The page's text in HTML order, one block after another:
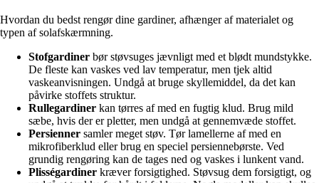
Hvordan du bedst rengør dine gardiner, afhænger af materialet og
typen af solafskærmning.
Stofgardiner bør støvsuges jævnligt med et blødt mundstykke.
De fleste kan vaskes ved lav temperatur, men tjek altid
vaskeanvisningen. Undgå at bruge skyllemiddel, da det kan
påvirke stoffets struktur.
Rullegardiner kan tørres af med en fugtig klud. Brug mild
sæbe, hvis der er pletter, men undgå at gennemvæde stoffet.
Persienner samler meget støv. Tør lamellerne af med en
mikrofiberklud eller brug en speciel persiennebørste. Ved
grundig rengøring kan de tages ned og vaskes i lunkent vand.
Plisségardiner kræver forsigtighed. Støvsug dem forsigtigt, og